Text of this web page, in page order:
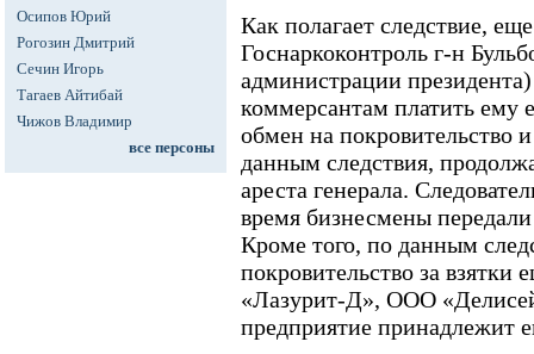
Осипов Юрий
Рогозин Дмитрий
Сечин Игорь
Тагаев Айтибай
Чижов Владимир
все персоны
Как полагает следствие,
Госнаркоконтроль г-н
администрации
коммерсантам платить ему
обмен на покровительство
данным следствия,
ареста генерала.
время бизнесмены
Кроме того, по данным
покровительство за
«Лазурит-Д», ООО
предприятие принадлежит